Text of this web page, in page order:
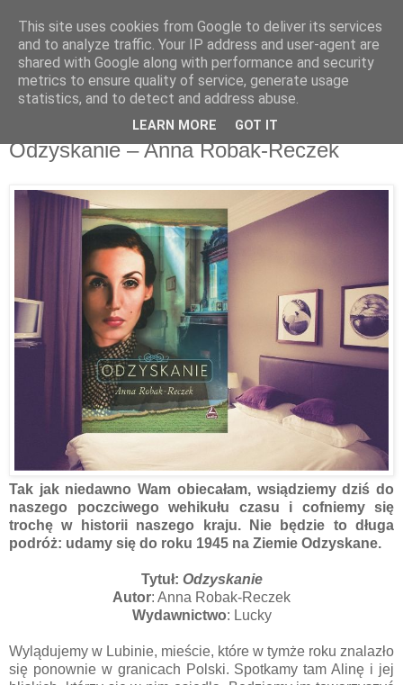
Recenzje na widelcu
Portal kulturalny - książki, recenzje, inspiracje, konkursy.
poniedziałek, 9 września 2019
Odzyskanie – Anna Robak-Reczek
Tak jak niedawno Wam obiecałam, wsiądziemy dziś do
naszego poczciwego wehikułu czasu i cofniemy się
trochę w historii naszego kraju. Nie będzie to długa
podróż: udamy się do roku 1945 na Ziemie Odzyskane.
Tytuł: Odzyskanie
Autor: Anna Robak-Reczek
Wydawnictwo: Lucky
Wylądujemy w Lubinie, mieście, które w tymże roku znalazło
się ponownie w granicach Polski. Spotkamy tam Alinę i jej
This site uses cookies from Google to deliver its services
and to analyze traffic. Your IP address and user-agent are
shared with Google along with performance and security
metrics to ensure quality of service, generate usage
statistics, and to detect and address abuse.
LEARN MORE GOT IT